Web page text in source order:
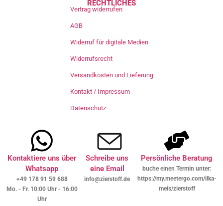
RECHTLICHES
Vertrag widerrufen
AGB
Widerruf für digitale Medien
Widerrufsrecht
Versandkosten und Lieferung
Kontakt / Impressum
Datenschutz
Kontaktiere uns über
Whatsapp
+49 178 91 59 688
Mo. - Fr. 10:00 Uhr - 16:00
Uhr
Schreibe uns
eine Email
info@zierstoff.de
Persönliche Beratung
buche einen Termin unter:
https://my.meetergo.com/ilka-
meis/zierstoff